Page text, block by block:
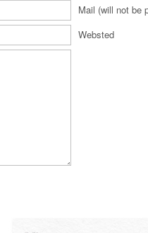
Mail (will not be
Websted